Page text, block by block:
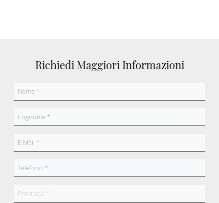
Richiedi Maggiori Informazioni